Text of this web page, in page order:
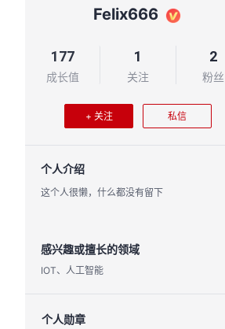
Felix666
177
成长值
1
关注
2
粉丝
+ 关注 私信
个人介绍
这个人很懒，什么都没有留下
感兴趣或擅长的领域
IOT、人工智能
个人勋章